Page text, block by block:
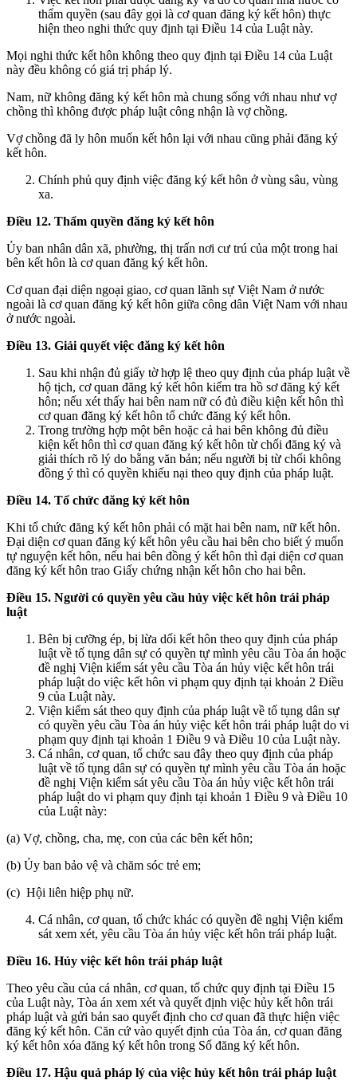
thẩm quyền (sau đây gọi là cơ quan đăng ký kết hôn) thực
hiện theo nghi thức quy định tại Điều 14 của Luật này.
Mọi nghi thức kết hôn không theo quy định tại Điều 14 của Luật
này đều không có giá trị pháp lý.
Nam, nữ không đăng ký kết hôn mà chung sống với nhau như vợ
chồng thì không được pháp luật công nhận là vợ chồng.
Vợ chồng đã ly hôn muốn kết hôn lại với nhau cũng phải đăng ký
kết hôn.
Chính phủ quy định việc đăng ký kết hôn ở vùng sâu, vùng
xa.
Điều 12. Thẩm quyền đăng ký kết hôn
Ủy ban nhân dân xã, phường, thị trấn nơi cư trú của một trong hai
bên kết hôn là cơ quan đăng ký kết hôn.
Cơ quan đại diện ngoại giao, cơ quan lãnh sự Việt Nam ở nước
ngoài là cơ quan đăng ký kết hôn giữa công dân Việt Nam với nhau
ở nước ngoài.
Điều 13. Giải quyết việc đăng ký kết hôn
Sau khi nhận đủ giấy tờ hợp lệ theo quy định của pháp luật về
hộ tịch, cơ quan đăng ký kết hôn kiểm tra hồ sơ đăng ký kết
hôn; nếu xét thấy hai bên nam nữ có đủ điều kiện kết hôn thì
cơ quan đăng ký kết hôn tổ chức đăng ký kết hôn.
Trong trường hợp một bên hoặc cả hai bên không đủ điều
kiện kết hôn thì cơ quan đăng ký kết hôn từ chối đăng ký và
giải thích rõ lý do bằng văn bản; nếu người bị từ chối không
đồng ý thì có quyền khiếu nại theo quy định của pháp luật.
Điều 14. Tổ chức đăng ký kết hôn
Khi tổ chức đăng ký kết hôn phải có mặt hai bên nam, nữ kết hôn.
Đại diện cơ quan đăng ký kết hôn yêu cầu hai bên cho biết ý muốn
tự nguyện kết hôn, nếu hai bên đồng ý kết hôn thì đại diện cơ quan
đăng ký kết hôn trao Giấy chứng nhận kết hôn cho hai bên.
Điều 15. Người có quyền yêu cầu hủy việc kết hôn trái pháp
luật
Bên bị cưỡng ép, bị lừa dối kết hôn theo quy định của pháp
luật về tố tụng dân sự có quyền tự mình yêu cầu Tòa án hoặc
đề nghị Viện kiểm sát yêu cầu Tòa án hủy việc kết hôn trái
pháp luật do việc kết hôn vi phạm quy định tại khoản 2 Điều
9 của Luật này.
Viện kiểm sát theo quy định của pháp luật về tố tụng dân sự
có quyền yêu cầu Tòa án hủy việc kết hôn trái pháp luật do vi
phạm quy định tại khoản 1 Điều 9 và Điều 10 của Luật này.
Cá nhân, cơ quan, tổ chức sau đây theo quy định của pháp
luật về tố tụng dân sự có quyền tự mình yêu cầu Tòa án hoặc
đề nghị Viện kiểm sát yêu cầu Tòa án hủy việc kết hôn trái
pháp luật do vi phạm quy định tại khoản 1 Điều 9 và Điều 10
của Luật này:
(a) Vợ, chồng, cha, mẹ, con của các bên kết hôn;
(b) Ủy ban bảo vệ và chăm sóc trẻ em;
(c) Hội liên hiệp phụ nữ.
Cá nhân, cơ quan, tổ chức khác có quyền đề nghị Viện kiểm
sát xem xét, yêu cầu Tòa án hủy việc kết hôn trái pháp luật.
Điều 16. Hủy việc kết hôn trái pháp luật
Theo yêu cầu của cá nhân, cơ quan, tổ chức quy định tại Điều 15
của Luật này, Tòa án xem xét và quyết định việc hủy kết hôn trái
pháp luật và gửi bản sao quyết định cho cơ quan đã thực hiện việc
đăng ký kết hôn. Căn cứ vào quyết định của Tòa án, cơ quan đăng
ký kết hôn xóa đăng ký kết hôn trong Sổ đăng ký kết hôn.
Điều 17. Hậu quả pháp lý của việc hủy kết hôn trái pháp luật